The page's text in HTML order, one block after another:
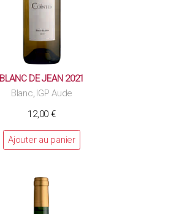
BLANC DE JEAN 2021
Blanc, IGP Aude
12,00 €
Ajouter au panier